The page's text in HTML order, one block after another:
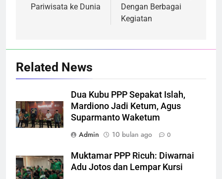
Pariwisata ke Dunia
Dengan Berbagai
Kegiatan
Related News
Dua Kubu PPP Sepakat Islah,
Mardiono Jadi Ketum, Agus
Suparmanto Waketum
Admin
10 bulan ago 0
Muktamar PPP Ricuh: Diwarnai
Adu Jotos dan Lempar Kursi